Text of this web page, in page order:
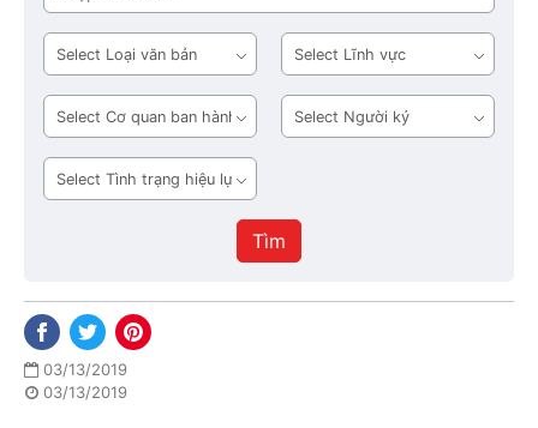
Loại
văn
bản
Lĩnh
vực
Cơ
quan
ban
hành
Người
ký
Tình
trạng
Tìm
03/13/2019
03/13/2019